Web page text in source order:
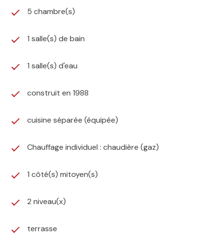
5 chambre(s)
1 salle(s) de bain
1 salle(s) d'eau
construit en 1988
cuisine séparée (équipée)
Chauffage individuel : chaudière (gaz)
1 côté(s) mitoyen(s)
2 niveau(x)
terrasse